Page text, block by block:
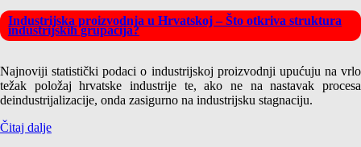
Industrijska proizvodnja u Hrvatskoj – Što otkriva struktura
industrijskih grupacija?
Najnoviji statistički podaci o industrijskoj proizvodnji upućuju na vrlo
težak položaj hrvatske industrije te, ako ne na nastavak procesa
deindustrijalizacije, onda zasigurno na industrijsku stagnaciju.
Čitaj dalje